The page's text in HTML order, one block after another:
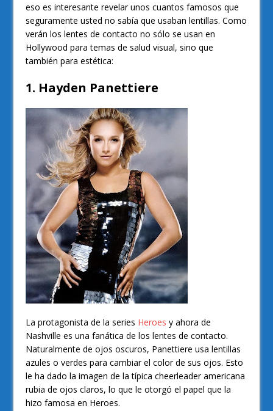
eso es interesante revelar unos cuantos famosos que
seguramente usted no sabía que usaban lentillas. Como
verán los lentes de contacto no sólo se usan en
Hollywood para temas de salud visual, sino que
también para estética:
1. Hayden Panettiere
La protagonista de la series Heroes y ahora de
Nashville es una fanática de los lentes de contacto.
Naturalmente de ojos oscuros, Panettiere usa lentillas
azules o verdes para cambiar el color de sus ojos. Esto
le ha dado la imagen de la típica cheerleader americana
rubia de ojos claros, lo que le otorgó el papel que la
hizo famosa en Heroes.